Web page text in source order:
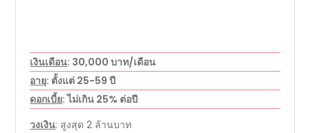
เงินเดือน: 30,000 บาท/เดือน
อายุ: ตั้งแต่ 25-59 ปี
ดอกเบี้ย: ไม่เกิน 25% ต่อปี
วงเงิน: สูงสุด 2 ล้านบาท